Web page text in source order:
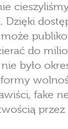
Dzięki
do
było
fake